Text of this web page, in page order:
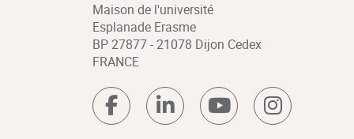
Maison de l'université
Esplanade Erasme
BP 27877 - 21078 Dijon Cedex
FRANCE